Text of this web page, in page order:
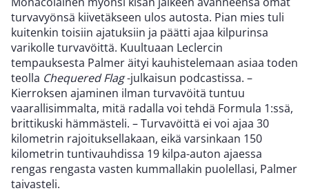
turvavyönsä kiivetäkseen ulos autosta. Pian mies tuli
kuitenkin toisiin ajatuksiin ja päätti ajaa kilpurinsa
varikolle turvavöittä. Kuultuaan Leclercin
tempauksesta Palmer äityi kauhistelemaan asiaa toden
teolla Chequered Flag-julkaisun podcastissa. –
Kierroksen ajaminen ilman turvavöitä tuntuu
vaarallisimmalta, mitä radalla voi tehdä Formula 1:ssä,
brittikuski hämmästeli. – Turvavöittä ei voi ajaa 30
kilometrin rajoituksellakaan, eikä varsinkaan 150
kilometrin tuntivauhdissa 19 kilpa-auton ajaessa
rengas rengasta vasten kummallakin puolellasi, Palmer
taivasteli.